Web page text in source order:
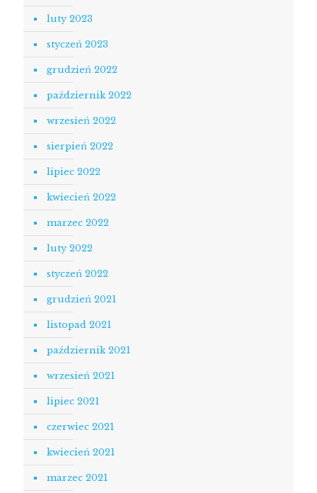
luty 2023
styczeń 2023
grudzień 2022
październik 2022
wrzesień 2022
sierpień 2022
lipiec 2022
kwiecień 2022
marzec 2022
luty 2022
styczeń 2022
grudzień 2021
listopad 2021
październik 2021
wrzesień 2021
lipiec 2021
czerwiec 2021
kwiecień 2021
marzec 2021